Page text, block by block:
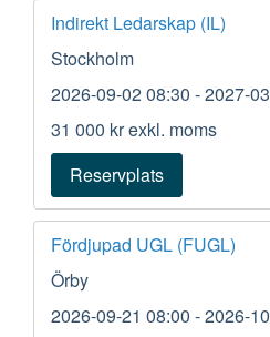
Indirekt Ledarskap (IL)
Stockholm
2026-09-02 08:30 - 2027-
31 000 krexkl. moms
Reservplats
Fördjupad UGL (FUGL)
Örby
2026-09-21 08:00 - 2026-